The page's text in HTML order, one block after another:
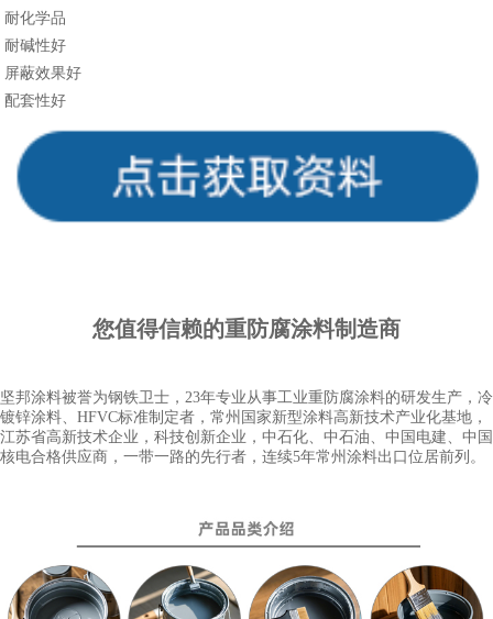
耐化学品
耐碱性好
屏蔽效果好
配套性好
您值得信赖的重防腐涂料制造商
坚邦涂料被誉为钢铁卫士，23年专业从事工业重防腐涂料的研发生产，冷
镀锌涂料、HFVC标准制定者，常州国家新型涂料高新技术产业化基地，
江苏省高新技术企业，科技创新企业，中石化、中石油、中国电建、中国
核电合格供应商，一带一路的先行者，连续5年常州涂料出口位居前列。